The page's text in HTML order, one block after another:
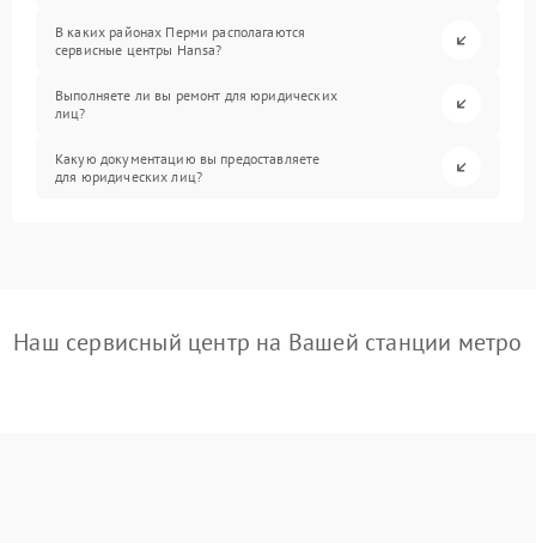
В каких районах Перми располагаются
сервисные центры Hansa?
Выполняете ли вы ремонт для юридических
лиц?
Какую документацию вы предоставляете
для юридических лиц?
Наш сервисный центр на Вашей станции метро